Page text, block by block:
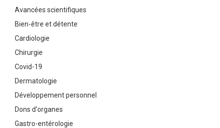
Avancées scientifiques
Bien-être et détente
Cardiologie
Chirurgie
Covid-19
Dermatologie
Développement personnel
Dons d'organes
Gastro-entérologie